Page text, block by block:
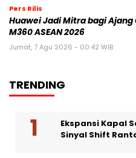
Pers Rilis
Huawei Jadi Mitra bagi Ajang
M360 ASEAN 2026
Jumat, 7 Agu 2026 - 00:42 WIB
TRENDING
Ekspansi Kapal
Sinyal Shift